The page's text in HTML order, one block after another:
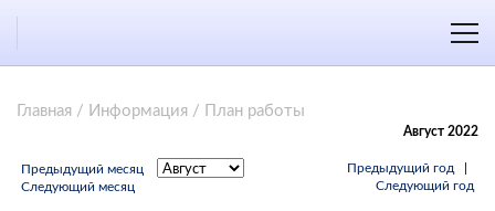
Главная / Информация / План работы
Август 2022
Предыдущий месяц
Следующий месяц
Предыдущий год
Следующий год